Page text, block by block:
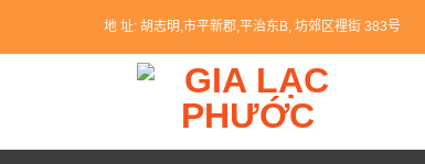
地 址: 胡志明,市平新郡,平治东B, 坊郊区裡街 383号